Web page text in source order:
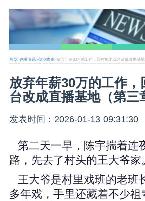
首页>创业资讯>创业故事>放弃年薪30万的工作，回村把老戏台改成直播基地
放弃年薪30万的工作，
台改成直播基地（第三
发表时间：2026-01-13 09:31:30
第二天一早，陈宇揣着连
路，先去了村头的王大爷家
王大爷是村里戏班的老班
多年戏，手里还藏着不少祖